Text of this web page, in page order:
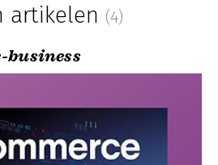
artikelen (4)
business